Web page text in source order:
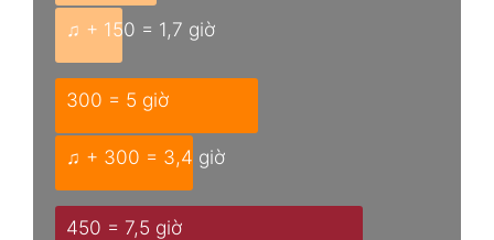
♫ + 150 = 1,7 giờ
300 = 5 giờ
♫ + 300 = 3,4 giờ
450 = 7,5 giờ